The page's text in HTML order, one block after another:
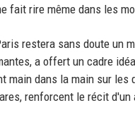
fait rire même dans les
restera sans doute un
a offert un cadre
main dans la main sur
renforcent le récit